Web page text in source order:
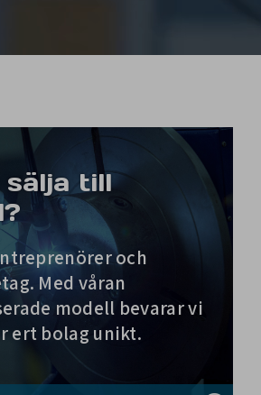
till
och
Med våran
modell bevarar vi
ert bolag unikt.